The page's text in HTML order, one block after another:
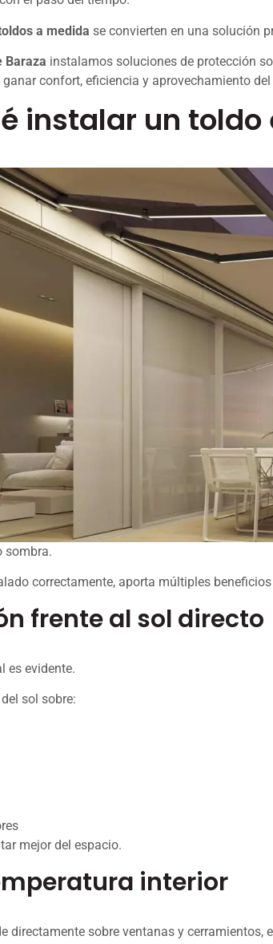
a medida se convierten en una solución
Baraza instalamos soluciones de protección
confort, eficiencia y aprovechamiento
instalar un
sombra.
correctamente, aporta múltiples
frente al sol directo
es evidente.
sol sobre:
mejor del espacio.
interior
directamente sobre ventanas y